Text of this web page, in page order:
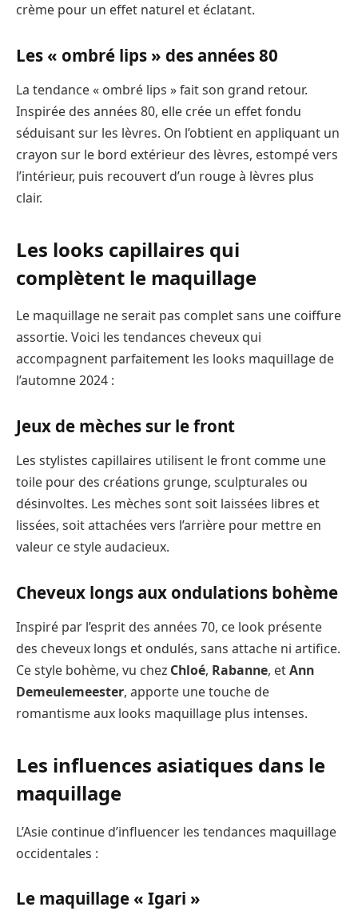
crème pour un effet naturel et éclatant.
Les « ombré lips » des années 80
La tendance « ombré lips » fait son grand retour.
Inspirée des années 80, elle crée un effet fondu
séduisant sur les lèvres. On l’obtient en appliquant un
crayon sur le bord extérieur des lèvres, estompé vers
l’intérieur, puis recouvert d’un rouge à lèvres plus
clair.
Les looks capillaires qui
complètent le maquillage
Le maquillage ne serait pas complet sans une coiffure
assortie. Voici les tendances cheveux qui
accompagnent parfaitement les looks maquillage de
l’automne 2024 :
Jeux de mèches sur le front
Les stylistes capillaires utilisent le front comme une
toile pour des créations grunge, sculpturales ou
désinvoltes. Les mèches sont soit laissées libres et
lissées, soit attachées vers l’arrière pour mettre en
valeur ce style audacieux.
Cheveux longs aux ondulations bohème
Inspiré par l’esprit des années 70, ce look présente
des cheveux longs et ondulés, sans attache ni artifice.
Ce style bohème, vu chez Chloé, Rabanne, etAnn
Demeulemeester, apporte une touche de
romantisme aux looks maquillage plus intenses.
Les influences asiatiques dans le
maquillage
L’Asie continue d’influencer les tendances maquillage
occidentales :
Le maquillage « Igari »